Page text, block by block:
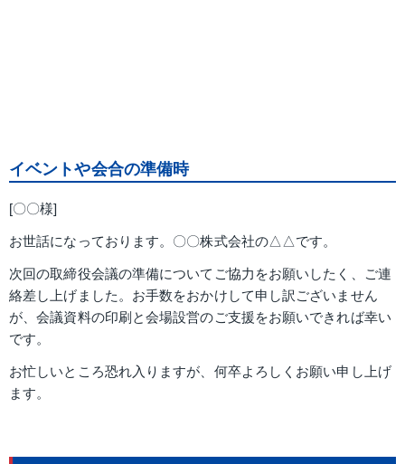
イベントや会合の準備時
[〇〇様]
お世話になっております。〇〇株式会社の△△です。
次回の取締役会議の準備についてご協力をお願いしたく、ご連
絡差し上げました。お手数をおかけして申し訳ございません
が、会議資料の印刷と会場設営のご支援をお願いできれば幸い
です。
お忙しいところ恐れ入りますが、何卒よろしくお願い申し上げ
ます。